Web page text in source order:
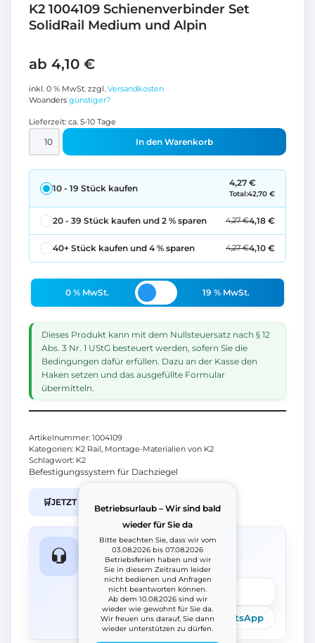
Betriebsurlaub – Wir sind bald
wieder für Sie da
Bitte beachten Sie, dass wir vom
03.08.2026 bis 07.08.2026
Betriebsferien haben und wir
Sie in diesem Zeitraum leider
nicht bedienen und Anfragen
nicht beantworten können.
Ab dem 10.08.2026 sind wir
wieder wie gewohnt für Sie da.
Wir freuen uns darauf, Sie dann
wieder unterstützen zu dürfen.
K2 1004109 Schienenverbinder Set
SolidRail Medium und Alpin
ab 4,10 €
inkl. 0 % MwSt. zzgl. Versandkosten
Woanders günstiger?
Lieferzeit: ca. 5-10 Tage
In den Warenkorb
10 - 19 Stück kaufen
4,27 €
Total:42,70 €
20 - 39 Stück kaufen und 2 % sparen 4,27€4,18 €
40+ Stück kaufen und 4 % sparen 4,27€4,10 €
0 % MwSt. 19 % MwSt.
Dieses Produkt kann mit dem Nullsteuersatz nach § 12
Abs. 3 Nr. 1 UStG besteuert werden, sofern Sie die
Bedingungen dafür erfüllen. Dazu an der Kasse den
Haken setzen und das ausgefüllte Formular
übermitteln.
Artikelnummer: 1004109
Kategorien: K2 Rail, Montage-Materialien von K2
Schlagwort: K2
Befestigungssystem für Dachziegel
🛒JETZT IM B2B SHOP KAUFEN
Fragen zum Produkt?
Wir helfen schnell weiter.
Frage stellen
Telefon E-Mail WhatsApp